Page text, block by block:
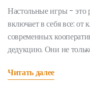
Настольные игры - это
включает в себя все:
современных
дедукцию. Они не
могут служить
Читать далее